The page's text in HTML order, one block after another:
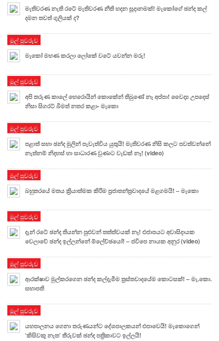
මැතිවරණ නැති රටේ මැතිවරණ නීති හදන සූදානමක්! මැකෝගේ ඡන්ද කල්
දමන තවත් ගුලියක් ද?
මුල් පුවරුව
මැකෝ මහණ කරලා ලෝකේ වටේ යවන්න මරු!
මුල් පුවරුව
අපි තරුණ කාලේ හෙරොයින් කොකේන් තිබුණේ නෑ අප්පා! වෛද්‍ය උපදෙස්
නිසා සිගරට් බීමත් නතර කළා- මැකො
මුල් පුවරුව
පළාත් සභා ඡන්ද මුලින් පැවැත්විය යුතුයි! මැතිවරණ නිසි කලට පවත්වන්නේ
නැත්නම් නිදහස් හා සාධාරණ වුණාට වැඩක් නෑ! (video)
මුල් පුවරුව
බහුතරයේ මතය ක්‍රියාත්මක කිරීම ප්‍රජාතන්ත්‍රවාදයේ මළගමයි! – මැකො
මුල් පුවරුව
දැන් රටේ ඡන්ද තියන්න පුළුවන් තත්ත්වයක් නෑ! එජාපයට අවාසිදායක
වෙලාවේ ඡන්ද ඉල්ලන්නේ ම්ලේච්ඡයෝ! – ජවිපෙ නායක අනුර (video)
මුල් පුවරුව
ආරක්ෂාව මුල්කරගෙන ඡන්ද කල්දැමීම ත්‍රස්තවාදයේම කොටසක්! – මැ.කො.
සභාපති
මුල් පුවරුව
යහපාලනය ගෙනා තරුණයන්ට දේශපාලකයන් එපාවෙයි! මැකොගෙන්
‘කිසිවකු නැත’ තීරුවක් ඡන්ද පත්‍රිකාවට ඉල්ලයි!